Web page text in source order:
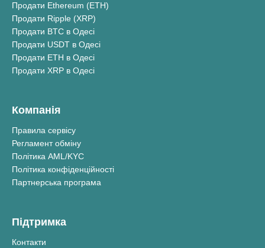
Продати Ethereum (ETH)
Продати Ripple (XRP)
Продати BTC в Одесі
Продати USDT в Одесі
Продати ETH в Одесі
Продати XRP в Одесі
Компанія
Правила сервісу
Регламент обміну
Політика AML/KYC
Політика конфіденційності
Партнерська програма
Підтримка
Контакти